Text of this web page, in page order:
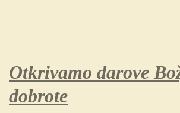
Otkrivamo darove
dobrote